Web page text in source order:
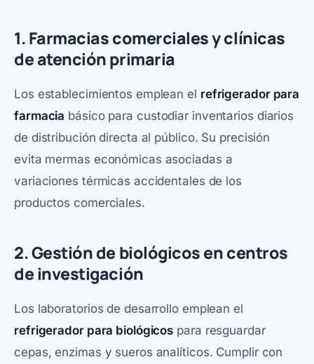
1. Farmacias comerciales y clínicas
de atención primaria
Los establecimientos emplean el refrigerador para
farmacia básico para custodiar inventarios diarios
de distribución directa al público. Su precisión
evita mermas económicas asociadas a
variaciones térmicas accidentales de los
productos comerciales.
2. Gestión de biológicos en centros
de investigación
Los laboratorios de desarrollo emplean el
refrigerador para biológicos para resguardar
cepas, enzimas y sueros analíticos. Cumplir con